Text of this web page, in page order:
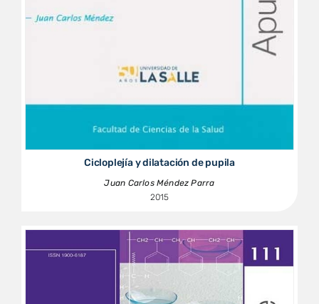
Cicloplejía y dilatación de pupila
Juan Carlos Méndez Parra
2015